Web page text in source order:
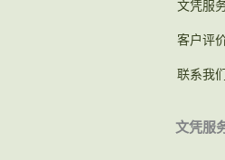
文凭服
客户评
联系我
文凭服